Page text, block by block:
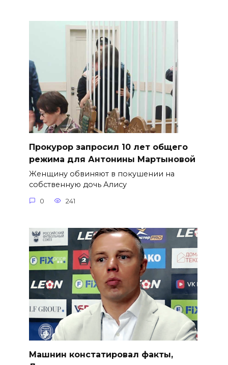
​Прокурор запросил 10 лет общего
режима для Антонины Мартыновой
Женщину обвиняют в покушении на
собственную дочь Алису
0 241
Машнин констатировал факты,